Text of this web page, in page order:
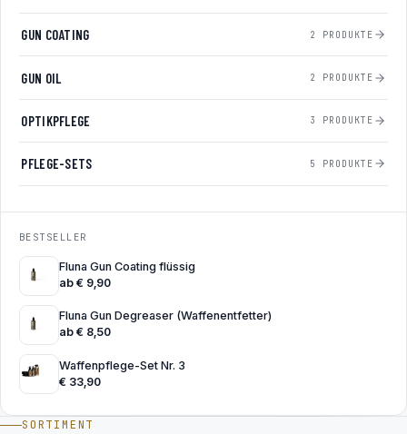
GUN COATING 2 PRODUKTE
GUN OIL 2 PRODUKTE
OPTIKPFLEGE 3 PRODUKTE
PFLEGE-SETS 5 PRODUKTE
BESTSELLER
Fluna Gun Coating flüssig
ab € 9,90
Fluna Gun Degreaser (Waffenentfetter)
ab € 8,50
Waffenpflege-Set Nr. 3
€ 33,90
SORTIMENT